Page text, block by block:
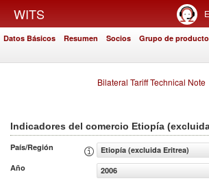
WITS
Datos Básicos Resumen Socios Grupo de
Bilateral Tariff Technical Note
Indicadores del comercio Etiopía
País/Región
Etiopía (excluida Eritrea)
Año
2006